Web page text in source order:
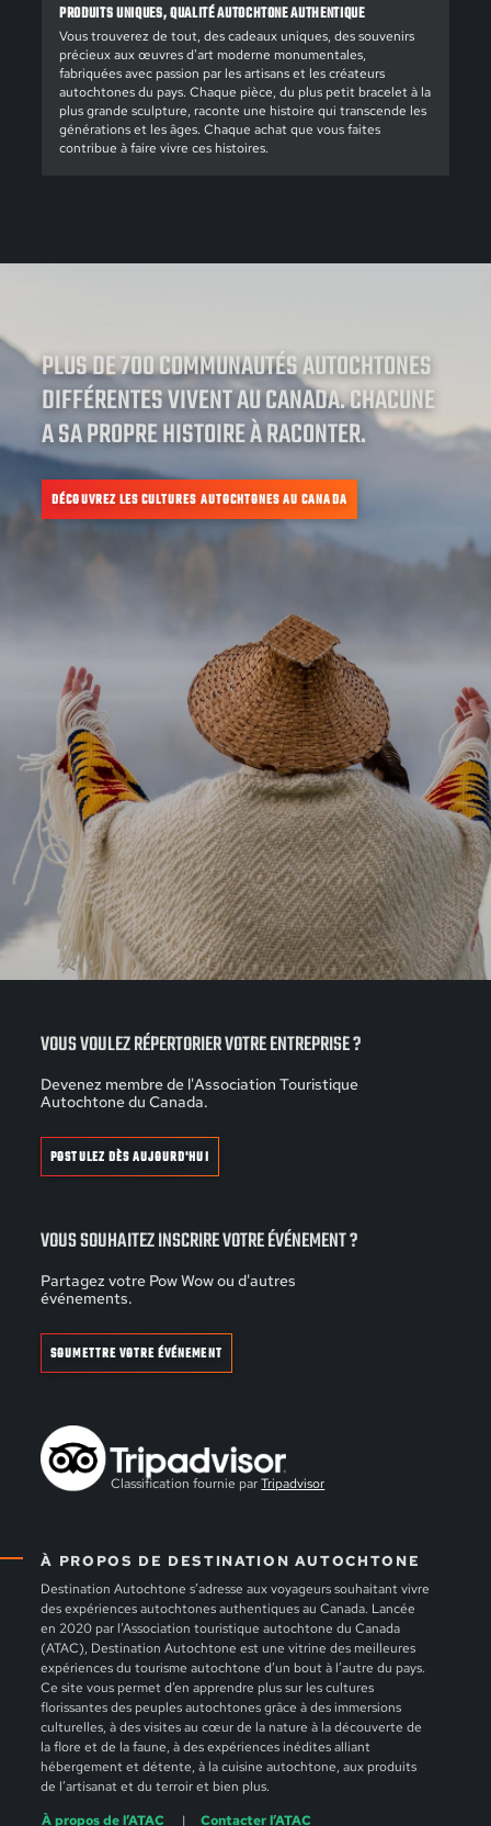
PRODUITS UNIQUES, QUALITÉ AUTOCHTONE AUTHENTIQUE
Vous trouverez de tout, des cadeaux uniques, des souvenirs
précieux aux œuvres d'art moderne monumentales,
fabriquées avec passion par les artisans et les créateurs
autochtones du pays. Chaque pièce, du plus petit bracelet à la
plus grande sculpture, raconte une histoire qui transcende les
générations et les âges. Chaque achat que vous faites
contribue à faire vivre ces histoires.
PLUS DE 700 COMMUNAUTÉS AUTOCHTONES
DIFFÉRENTES VIVENT AU CANADA. CHACUNE
A SA PROPRE HISTOIRE À RACONTER.
DÉCOUVREZ LES CULTURES AUTOCHTONES AU CANADA
À PROPOS DE DESTINATION AUTOCHTONE
Destination Autochtone s’adresse aux voyageurs souhaitant vivre
des expériences autochtones authentiques au Canada. Lancée
en 2020 par l’Association touristique autochtone du Canada
(ATAC), Destination Autochtone est une vitrine des meilleures
expériences du tourisme autochtone d’un bout à l’autre du pays.
Ce site vous permet d’en apprendre plus sur les cultures
florissantes des peuples autochtones grâce à des immersions
culturelles, à des visites au cœur de la nature à la découverte de
la flore et de la faune, à des expériences inédites alliant
hébergement et détente, à la cuisine autochtone, aux produits
de l’artisanat et du terroir et bien plus.
À propos de l’ATAC
Contacter l’ATAC
VOUS VOULEZ RÉPERTORIER VOTRE ENTREPRISE ?
Devenez membre de l'Association Touristique
Autochtone du Canada.
POSTULEZ DÈS AUJOURD'HUI
VOUS SOUHAITEZ INSCRIRE VOTRE ÉVÉNEMENT ?
Partagez votre Pow Wow ou d'autres
événements.
SOUMETTRE VOTRE ÉVÉNEMENT
Classification fournie parTripadvisor